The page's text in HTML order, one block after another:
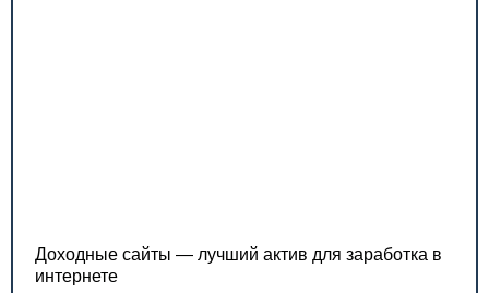
© 2012 - 2026 Деловой журнал ХитёрБобёр.ru.
Все права защищены.